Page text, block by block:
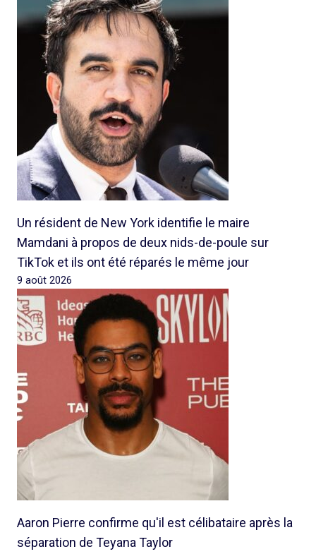
Un résident de New York identifie le maire
Mamdani à propos de deux nids-de-poule sur
TikTok et ils ont été réparés le même jour
9 août 2026
Aaron Pierre confirme qu'il est célibataire après la
séparation de Teyana Taylor